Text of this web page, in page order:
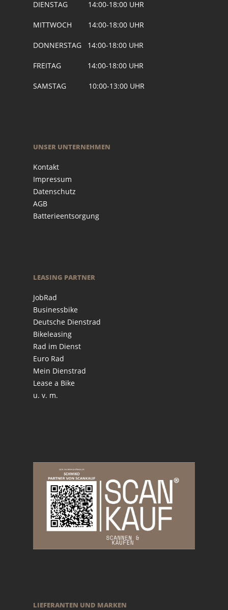
DIENSTAG 14:00-18:00 UHR
MITTWOCH 14:00-18:00 UHR
DONNERSTAG 14:00-18:00 UHR
FREITAG 14:00-18:00 UHR
SAMSTAG 10:00-13:00 UHR
UNSER UNTERNEHMEN
Kontakt
Impressum
Datenschutz
AGB
Batterieentsorgung
LEASING PARTNER
JobRad
Businessbike
Deutsche Dienstrad
Bikeleasing
Rad im Dienst
Euro Rad
Mein Dienstrad
Lease a Bike
u. v. m.
LIEFERANTEN UND MARKEN